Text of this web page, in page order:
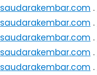
saudarakembar.com .
saudarakembar.com .
saudarakembar.com .
saudarakembar.com .
saudarakembar.com .